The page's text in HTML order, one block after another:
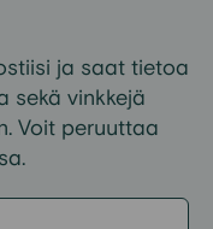
ja saat tietoa
sekä vinkkejä
. Voit peruuttaa